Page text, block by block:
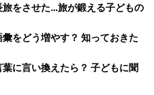
をさせた…旅が鍛える子どもの
をどう増やす？ 知っておきた
に言い換えたら？ 子どもに聞